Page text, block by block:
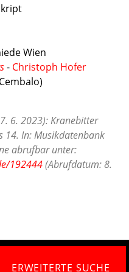
Wien
- Christoph Hofer
6. 2023): Kranebitter
14. In: Musikdatenbank
abrufbar unter:
192444(Abrufdatum: 8.
ERWEITERTE SUCHE